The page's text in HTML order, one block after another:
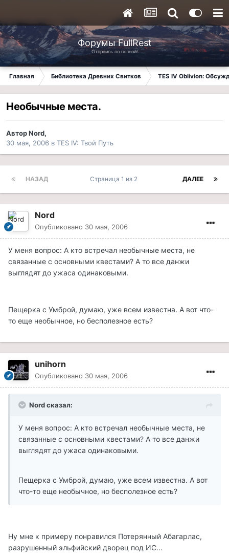
Форумы FullRest
Оторвись по полной!
Главная Библиотека Древних Свитков TES IV Oblivion:
Необычные места.
АвторNord,
30 мая, 2006 в TES IV: Твой Путь
НАЗАД ДАЛЕЕ
Страница 1 из 2
Nord
Опубликовано 30 мая, 2006
У меня вопрос: А кто встречал необычные места, не
связанные с основными квестами? А то все данжи
выглядят до ужаса одинаковыми.
Пещерка с Умброй, думаю, уже всем известна. А вот что-
то еще необычное, но бесполезное есть?
unihorn
Опубликовано 30 мая, 2006
Nord сказал:
У меня вопрос: А кто встречал необычные места, не
связанные с основными квестами? А то все данжи
выглядят до ужаса одинаковыми.
Пещерка с Умброй, думаю, уже всем известна. А вот
что-то еще необычное, но бесполезное есть?
Ну мне к примеру понравился Потерянный Абагарлас,
разрушенный эльфийский дворец под ИС...